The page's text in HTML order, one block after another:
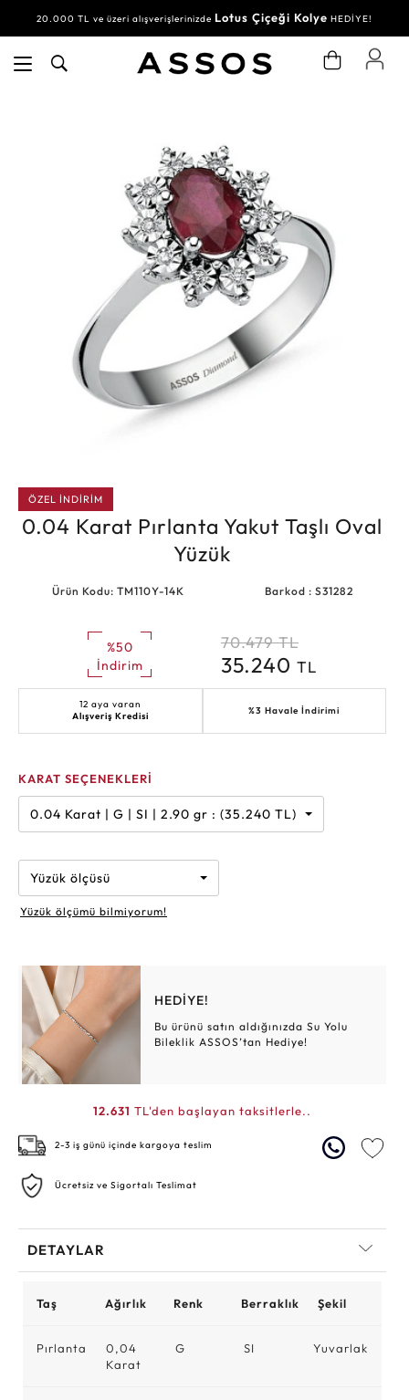
20.000 TL ve üzeri alışverişlerinizde Lotus Çiçeği Kolye HEDİYE!
ÖZEL İNDİRİM
0.04 Karat Pırlanta Yakut Taşlı Oval
Yüzük
Ürün Kodu: TM110Y-14K Barkod : S31282
%50
İndirim
70.479 TL
35.240 TL
12 aya varan
Alışveriş Kredisi
%3 Havale İndirimi
KARAT SEÇENEKLERİ
0.04 Karat | G | SI | 2.90 gr : (35.240 TL)
Yüzük ölçüsü
Yüzük ölçümü bilmiyorum!
HEDİYE!
Bu ürünü satın aldığınızda Su Yolu
Bileklik ASSOS’tan Hediye!
12.631 TL'den başlayan taksitlerle..
2-3 iş günü içinde kargoya teslim
Ücretsiz ve Sigortalı Teslimat
DETAYLAR
Taş Ağırlık Renk Berraklık Şekil
Pırlanta
0,04
Karat
G SI Yuvarlak